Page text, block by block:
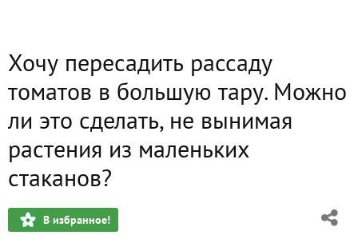
Хочу пересадить рассаду
томатов в большую тару. Можно
ли это сделать, не вынимая
растения из маленьких
стаканов?
В избранное!